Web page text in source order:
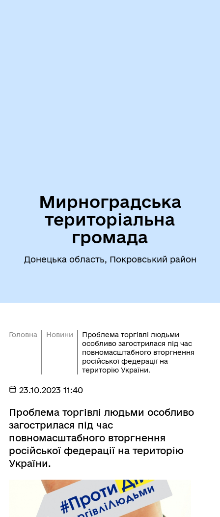
Мирноградська
територіальна
громада
Донецька область, Покровський район
Головна Новини
Проблема торгівлі людьми
особливо загострилася під час
повномасштабного вторгнення
російської федерації на
територію України.
23.10.2023 11:40
Проблема торгівлі людьми особливо
загострилася під час
повномасштабного вторгнення
російської федерації на територію
України.